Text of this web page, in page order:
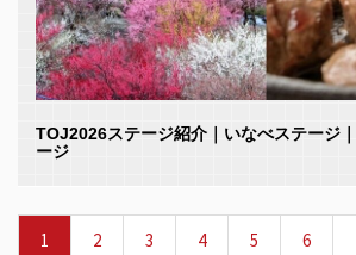
TOJ2026ステージ紹介｜いなべステージ
ージ
1 2 3 4 5 6